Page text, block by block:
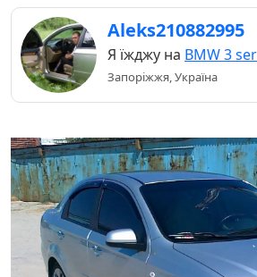
Aleks210882995
Я їжджу на BMW 3
Запоріжжя, Україна